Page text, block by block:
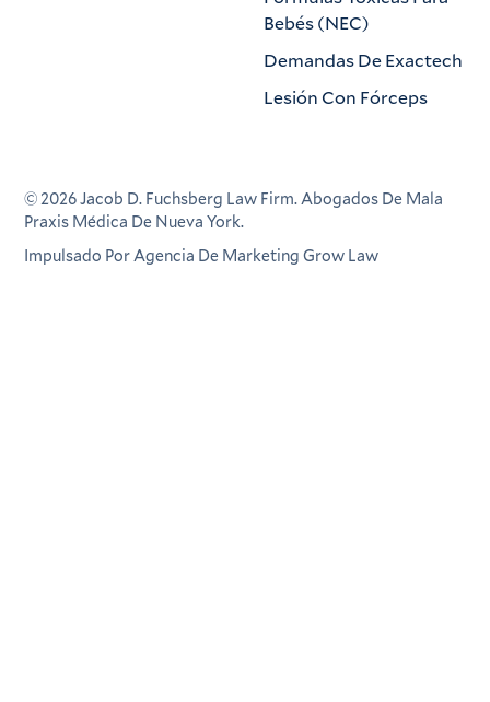
Bebés (NEC)
Demandas De Exactech
Lesión Con Fórceps
©2026Jacob D. Fuchsberg Law Firm. Abogados De Mala
Praxis Médica De Nueva York.
Impulsado Por Agencia De Marketing Grow Law